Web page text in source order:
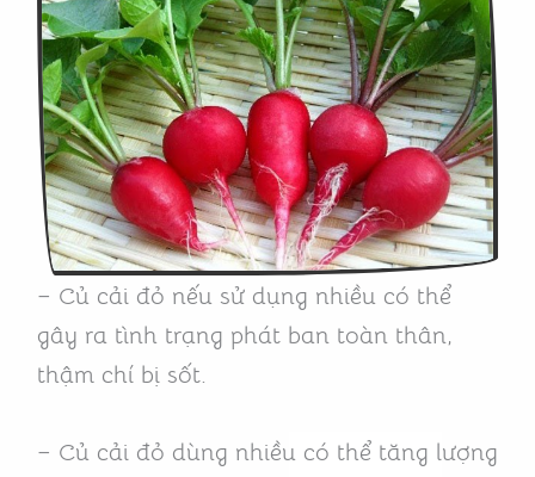
– Củ cải đỏ nếu sử dụng nhiều có thể
gây ra tình trạng phát ban toàn thân,
thậm chí bị sốt.
– Củ cải đỏ dùng nhiều có thể tăng lượng